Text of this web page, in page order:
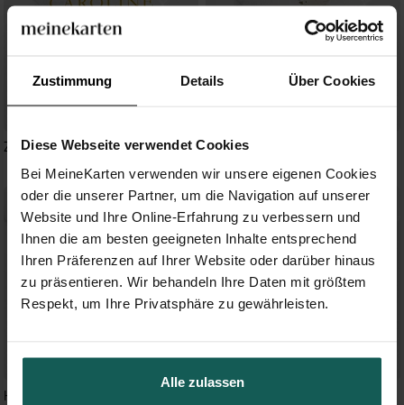
Zustimmung Details Über Cookies
Diese Webseite verwendet Cookies
Bei MeineKarten verwenden wir unsere eigenen Cookies
oder die unserer Partner, um die Navigation auf unserer
Website und Ihre Online-Erfahrung zu verbessern und
Ihnen die am besten geeigneten Inhalte entsprechend
Ihren Präferenzen auf Ihrer Website oder darüber hinaus
zu präsentieren. Wir behandeln Ihre Daten mit größtem
Respekt, um Ihre Privatsphäre zu gewährleisten.
Alle zulassen
Zarte Eleganz Zarte Tauben
Horizont